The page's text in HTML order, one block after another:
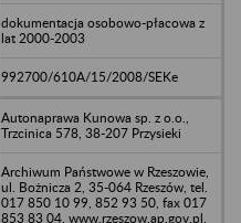
dokumentacja osobowo-płacowa z
lat 2000-2003
992700/610A/15/2008/SEKe
Autonaprawa Kunowa sp. z o.o.,
Trzcinica 578, 38-207 Przysieki
Archiwum Państwowe w Rzeszowie,
ul. Bożnicza 2, 35-064 Rzeszów, tel.
017 850 10 99, 852 93 50, fax 017
853 83 04, www.rzeszow.ap.gov.pl,